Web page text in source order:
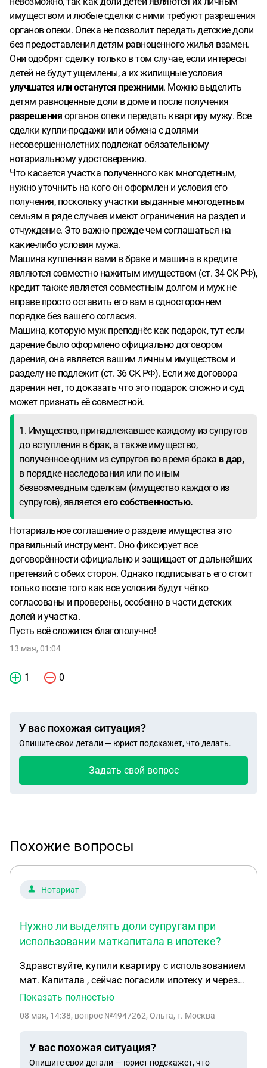
доме детям и так же просто отдать ему квартиру?
Отсудить все себе и детям я думаю врятли возможно,
хотелось бы сохранить максимум своим детям.
Подскажите пожалуйста как правильно поступить в
такой ситуации? И поможет ли нотариальное соглашение
и как быть с долями детей? Спасибо
имуществом и любые сделки с ними требуют разрешения
органов опеки. Опека не позволит передать детские доли
без предоставления детям равноценного жилья взамен.
Они одобрят сделку только в том случае, если интересы
детей не будут ущемлены, а их жилищные условия
улучшатся или останутся прежними. Можно выделить
детям равноценные доли в доме и после получения
разрешения органов опеки передать квартиру мужу. Все
сделки купли-продажи или обмена с долями
несовершеннолетних подлежат обязательному
нотариальному удостоверению.
Что касается участка полученного как многодетным,
нужно уточнить на кого он оформлен и условия его
получения, поскольку участки выданные многодетным
семьям в ряде случаев имеют ограничения на раздел и
отчуждение. Это важно прежде чем соглашаться на
какие-либо условия мужа.
Машина купленная вами в браке и машина в кредите
являются совместно нажитым имуществом (ст. 34 СК РФ),
кредит также является совместным долгом и муж не
вправе просто оставить его вам в одностороннем
порядке без вашего согласия.
Машина, которую муж преподнёс как подарок, тут если
дарение было оформлено официально договором
дарения, она является вашим личным имуществом и
разделу не подлежит (ст. 36 СК РФ). Если же договора
дарения нет, то доказать что это подарок сложно и суд
может признать её совместной.
1. Имущество, принадлежавшее каждому из супругов
до вступления в брак, а также имущество,
полученное одним из супругов во время брака в дар,
в порядке наследования или по иным
безвозмездным сделкам (имущество каждого из
супругов), является его собственностью.
Нотариальное соглашение о разделе имущества это
правильный инструмент. Оно фиксирует все
договорённости официально и защищает от дальнейших
претензий с обеих сторон. Однако подписывать его стоит
только после того как все условия будут чётко
согласованы и проверены, особенно в части детских
долей и участка.
Пусть всё сложится благополучно!
13 мая, 01:04
1 0
У вас похожая ситуация?
Опишите свои детали — юрист подскажет, что делать.
Задать свой вопрос
Похожие вопросы
Нотариат
Нужно ли выделять доли супругам при
использовании маткапитала в ипотеке?
Здравствуйте, купили квартиру с использованием
мат. Капитала , сейчас погасили ипотеку и через
мфц сделали соглашение на выделение долей
было тоже выделять доли или достаточно только
квартиры через нотариуса .
Показать полностью
08 мая, 14:38, вопрос №4947262, Ольга, г. Москва
У вас похожая ситуация?
Опишите свои детали — юрист подскажет, что